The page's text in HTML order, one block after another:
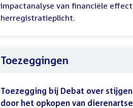
impactanalyse van financiële
herregistratieplicht.
Toezeggingen
Toezegging bij Debat over
door het opkopen van